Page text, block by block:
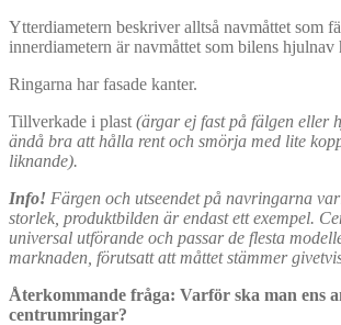
Ytterdiametern beskriver alltså navmåttet som
innerdiametern är navmåttet som bilens hjulnav
Ringarna har fasade kanter.
Tillverkade i plast (ärgar ej fast på fälgen eller
ändå bra att hålla rent och smörja med lite
liknande).
Info! Färgen och utseendet på navringarna
storlek, produktbilden är endast ett exempel.
universal utförande och passar de flesta
marknaden, förutsatt att måttet stämmer
Återkommande fråga: Varför ska man ens
centrumringar?